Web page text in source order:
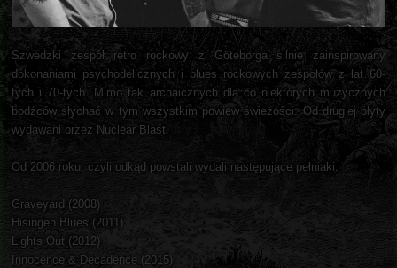
Szwedzki zespół retro rockowy z Göteborga silnie zainspirowany
dokonaniami psychodelicznych i blues rockowych zespołów z lat 60-
tych i 70-tych. Mimo tak archaicznych dla co niektórych muzycznych
bodźców słychać w tym wszystkim powiew świeżości. Od drugiej płyty
wydawani przez Nuclear Blast.
Od 2006 roku, czyli odkąd powstali wydali następujące pełniaki:
Graveyard (2008)
Hisingen Blues (2011)
Lights Out (2012)
Innocence & Decadence (2015)